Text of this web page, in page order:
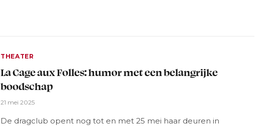
THEATER
La Cage aux Folles: humor met een belangrijke
boodschap
21 mei 2025
De dragclub opent nog tot en met 25 mei haar deuren in